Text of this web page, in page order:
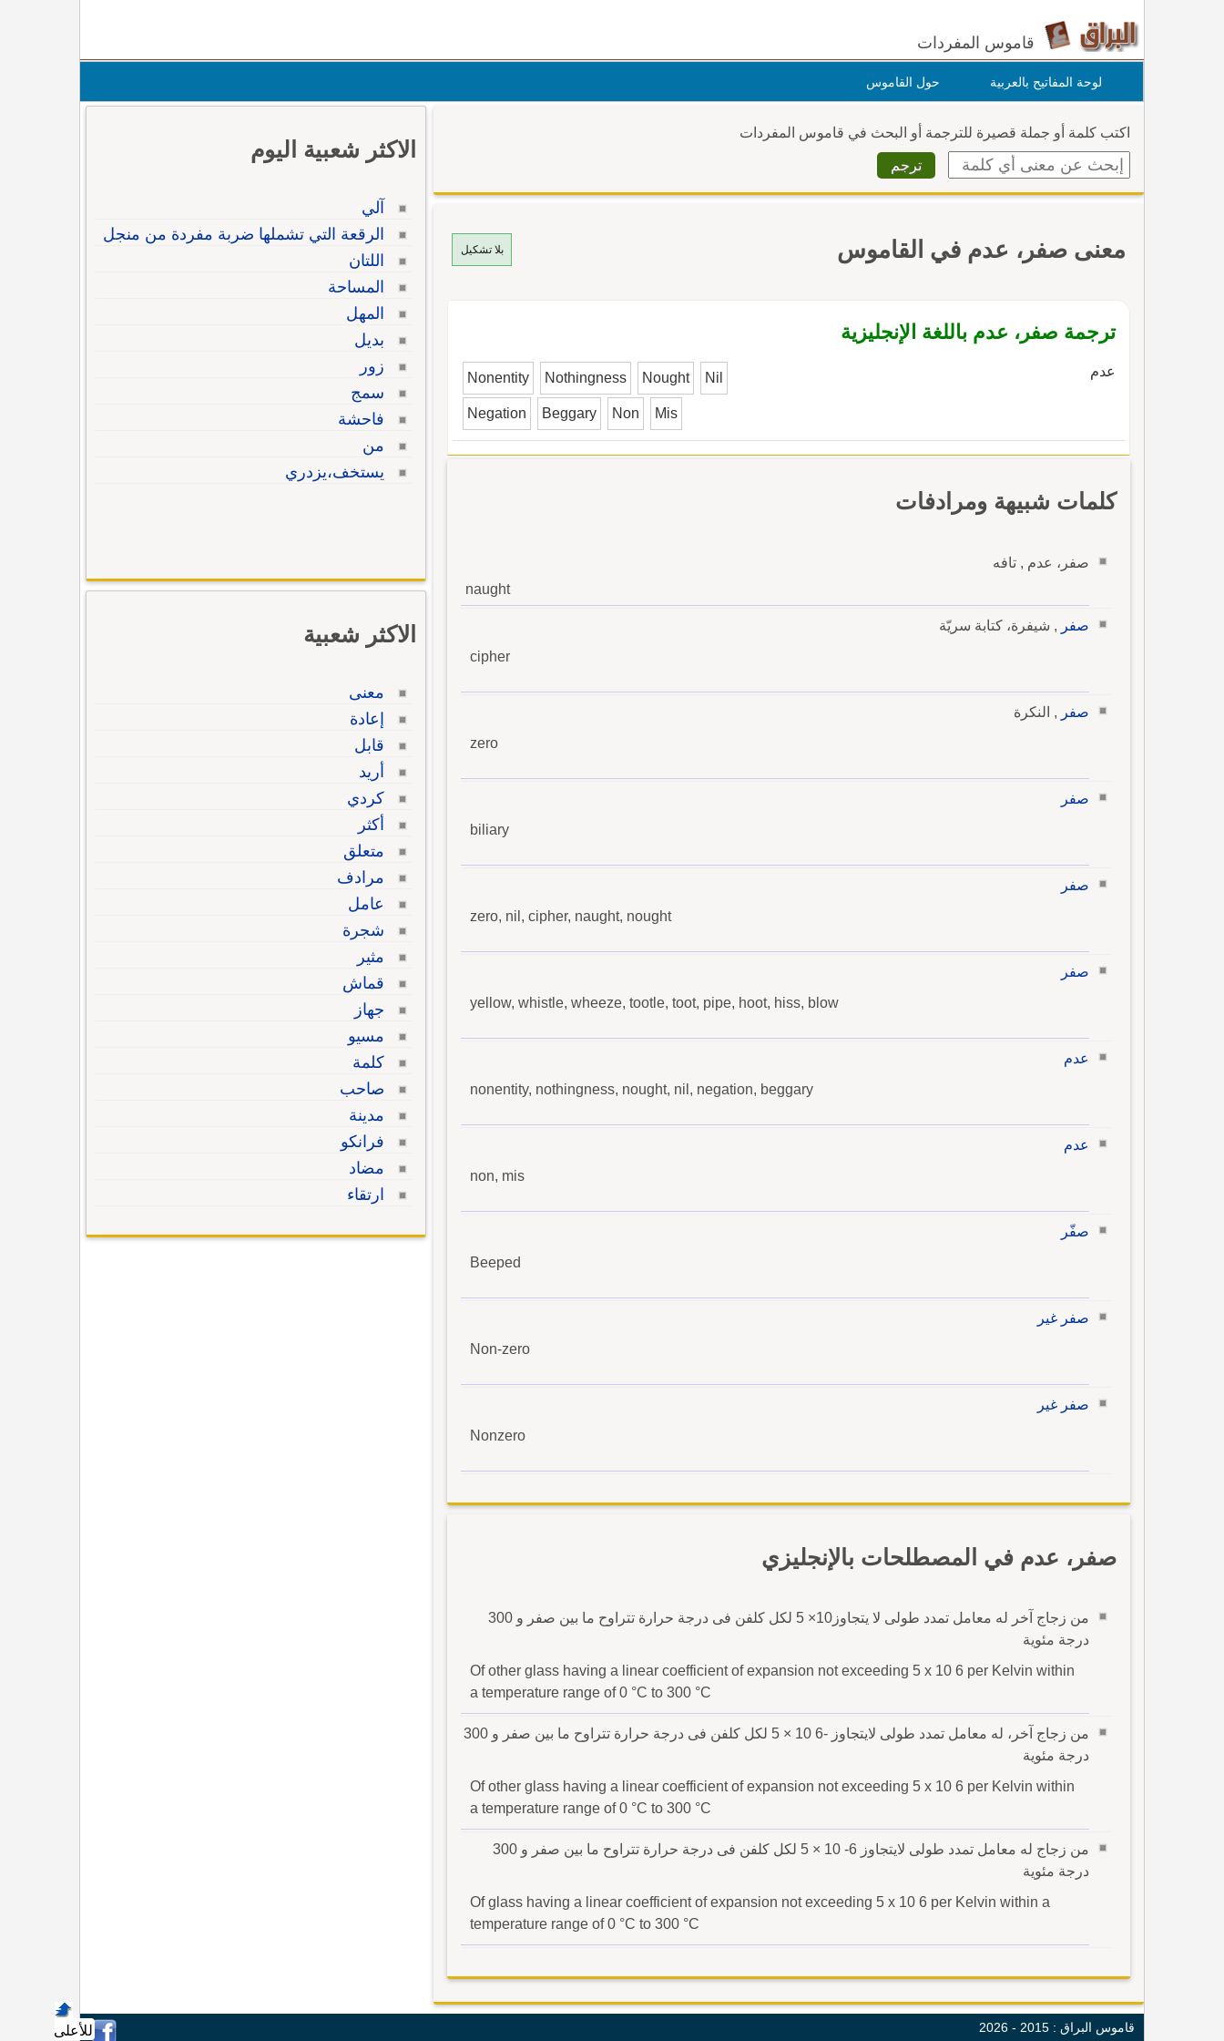
قاموس المفردات
لوحة المفاتيح بالعربية حول القاموس
اكتب كلمة أو جملة قصيرة للترجمة أو البحث في قاموس المفردات
بلا تشكيل معنى صفر، عدم في القاموس
ترجمة صفر، عدم باللغة الإنجليزية
عدم Nonentity Nothingness Nought Nil
Negation Beggary Non Mis
كلمات شبيهة ومرادفات
صفر، عدم , تافه
naught
صفر , شيفرة، كتابة سريّة
cipher
صفر , النكرة
zero
صفر
biliary
صفر
zero, nil, cipher, naught, nought
صفر
yellow, whistle, wheeze, tootle, toot, pipe, hoot, hiss, blow
عدم
nonentity, nothingness, nought, nil, negation, beggary
عدم
non, mis
صفّر
Beeped
صفر غير
Non-zero
صفر غير
Nonzero
صفر، عدم في المصطلحات بالإنجليزي
من زجاج آخر له معامل تمدد طولى لا يتجاوز10× 5 لكل كلفن فى درجة حرارة تتراوح ما بين صفر و 300
درجة مئوية
Of other glass having a linear coefficient of expansion not exceeding 5 x 10 6 per Kelvin within
a temperature range of 0 °C to 300 °C
من زجاج آخر، له معامل تمدد طولى لايتجاوز -6 10 × 5 لكل كلفن فى درجة حرارة تتراوح ما بين صفر و 300
درجة مئوية
Of other glass having a linear coefficient of expansion not exceeding 5 x 10 6 per Kelvin within
a temperature range of 0 °C to 300 °C
من زجاج له معامل تمدد طولى لايتجاوز 6- 10 × 5 لكل كلفن فى درجة حرارة تتراوح ما بين صفر و 300
درجة مئوية
Of glass having a linear coefficient of expansion not exceeding 5 x 10 6 per Kelvin within a
temperature range of 0 °C to 300 °C
الاكثر شعبية اليوم
آلي
الرقعة التي تشملها ضربة مفردة من منجل
اللتان
المساحة
المهل
بديل
زور
سمج
فاحشة
من
يستخف،يزدري
الاكثر شعبية
معنى
إعادة
قابل
أريد
كردي
أكثر
متعلق
مرادف
عامل
شجرة
مثير
قماش
جهاز
مسيو
كلمة
صاحب
مدينة
فرانكو
مضاد
ارتقاء
للأعلى
قاموس البراق : 2015 - 2026